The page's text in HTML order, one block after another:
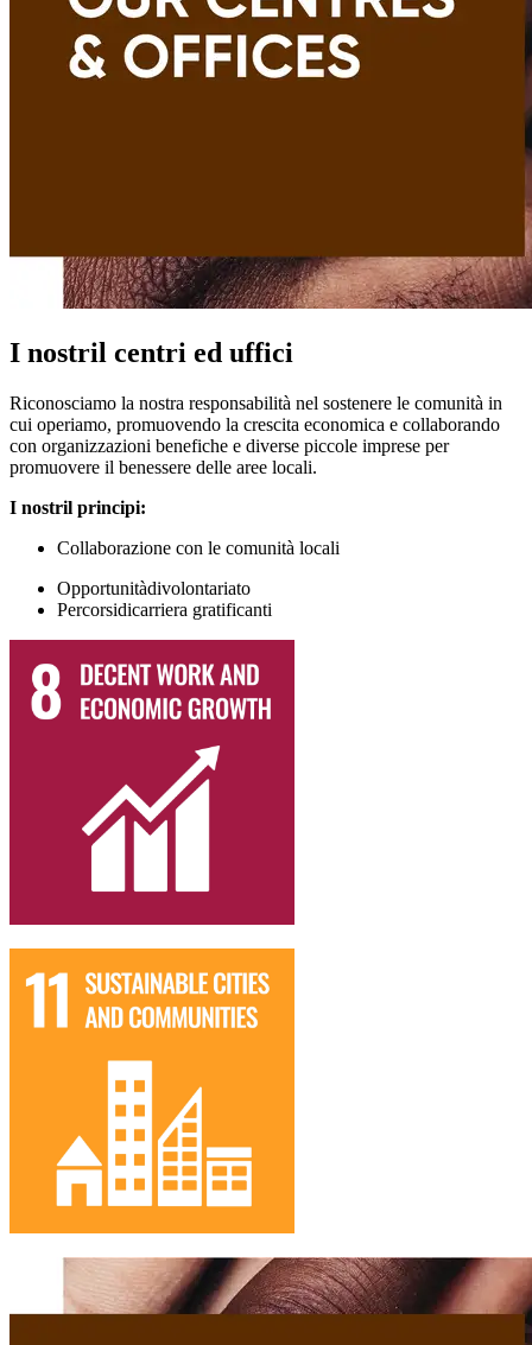
I nostril centri ed uffici
Riconosciamo la nostra responsabilità nel sostenere le comunità in
cui operiamo, promuovendo la crescita economica e collaborando
con organizzazioni benefiche e diverse piccole imprese per
promuovere il benessere delle aree locali.
I nostril principi:
Collaborazione con le comunità locali
Opportunitàdivolontariato
Percorsidicarriera gratificanti